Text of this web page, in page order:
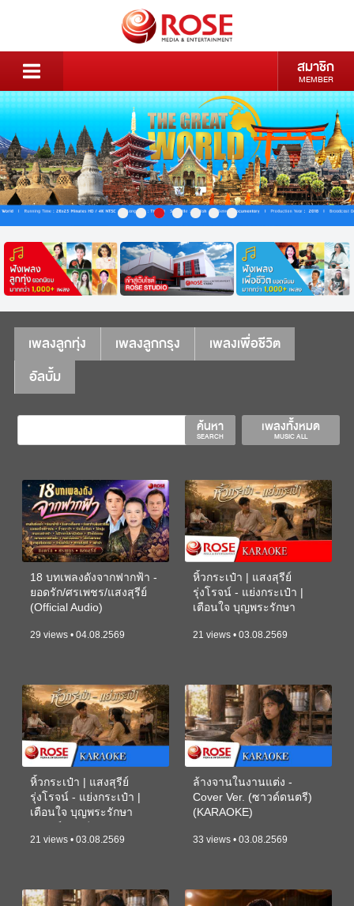
สมาชิก
MEMBER
เพลงลูกทุ่ง เพลงลูกกรุง
เพลงเพื่อชีวิต
อัลบั้ม
เพลงทั้งหมด
MUSIC ALL
ค้นหา
SEARCH
18 บทเพลงดังจากฟากฟ้า -
ยอดรัก/ศรเพชร/แสงสุรีย์
(Official Audio)
29 views • 04.08.2569
หิ้วกระเป๋า | แสงสุรีย์
รุ่งโรจน์ - แย่งกระเป๋า |
เตือนใจ บุญพระรักษา
21 views • 03.08.2569
หิ้วกระเป๋า | แสงสุรีย์
รุ่งโรจน์ - แย่งกระเป๋า |
เตือนใจ บุญพระรักษา
21 views • 03.08.2569
ล้างจานในงานแต่ง -
Cover Ver. (ซาวด์ดนตรี)
(KARAOKE)
33 views • 03.08.2569